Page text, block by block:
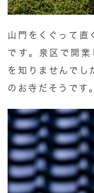
山門をくぐって直
です。泉区で開
を知りませんでし
のお寺だそうです